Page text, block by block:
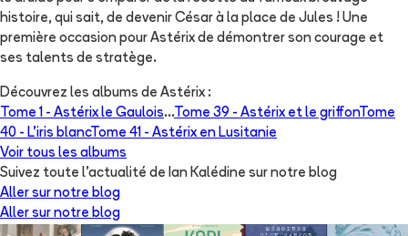
histoire, qui sait, de devenir César à la place de Jules ! Une
première occasion pour Astérix de démontrer son courage et
ses talents de stratège.
Découvrez les albums de Astérix :
Tome 1 - Astérix le Gaulois...Tome 39 - Astérix et le griffonTome
40 - L'iris blancTome 41 - Astérix en Lusitanie
Voir tous les albums
Suivez toute l'actualité de Ian Kalédine sur notre blog
Aller sur notre blog
Aller sur notre blog